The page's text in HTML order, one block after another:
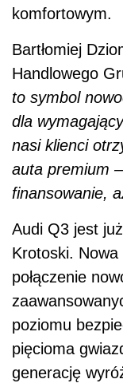
komfortowym.
Bartłomiej
Handlowego
to symbol
dla
nasi klienci
auta premium
finansowanie,
Audi Q3 jest
Krotoski.
połączenie
poziomu
pięcioma
generację